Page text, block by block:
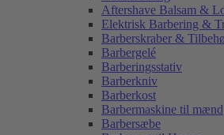
Aftershave Balsam &
Elektrisk Barbering &
Barberskraber &
Barbergelé
Barberingsstativ
Barberkniv
Barberkost
Barbermaskine til mænd
Barbersæbe